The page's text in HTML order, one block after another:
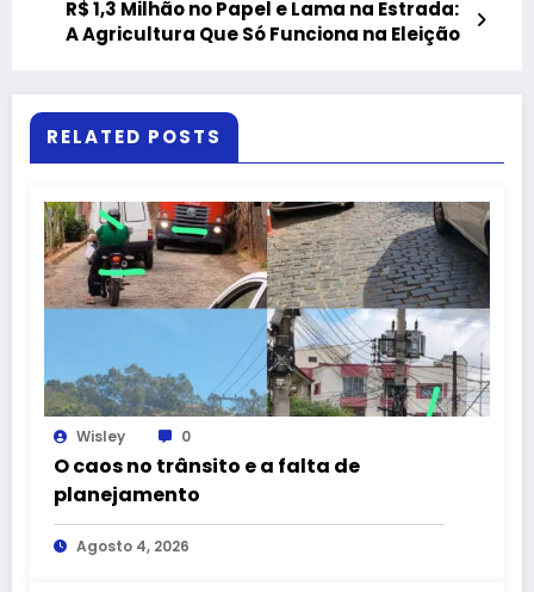
R$ 1,3 Milhão no Papel e Lama na Estrada:
A Agricultura Que Só Funciona na Eleição
RELATED POSTS
Wisley 0
O caos no trânsito e a falta de
planejamento
Agosto 4, 2026